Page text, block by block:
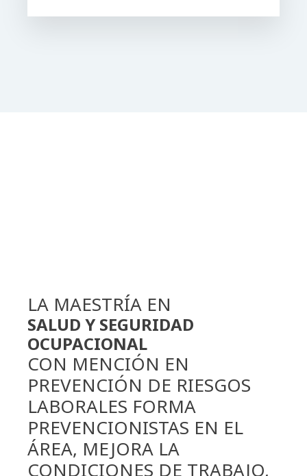
LA MAESTRÍA EN
SALUD Y SEGURIDAD
OCUPACIONAL
CON MENCIÓN EN
PREVENCIÓN DE RIESGOS
LABORALES FORMA
PREVENCIONISTAS EN EL
ÁREA, MEJORA LA
CONDICIONES DE TRABAJO,